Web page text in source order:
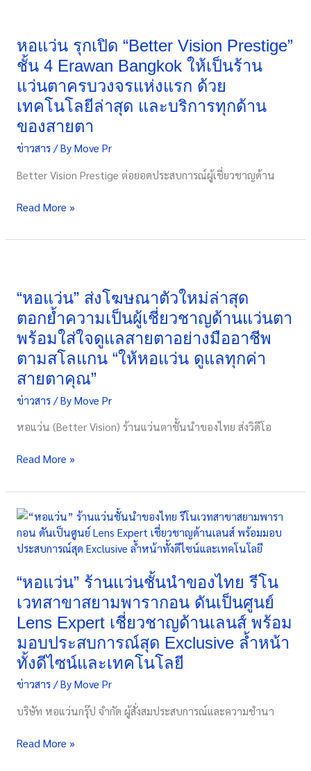
ตา
คอล
เลก
ชัน
พิเศษ!
หอแว่น รุกเปิด “Better Vision Prestige”
ชั้น 4 Erawan Bangkok ให้เป็นร้าน
แว่นตาครบวงจรแห่งแรก ด้วย
เทคโนโลยีล่าสุด และบริการทุกด้าน
ของสายตา
ข่าวสาร/ ByMove Pr
Better Vision Prestige ต่อยอดประสบการณ์ผู้เชี่ยวชาญด้าน
รุก
เปิด
“Better
Vision
Prestige”
ชั้น
4
Erawan
Bangkok
เป็น
แรก
ด้วย
เทคโนโลยี
ล่าสุด
และ
บริการ
ทุก
ของ
Read More »
“หอแว่น” ส่งโฆษณาตัวใหม่ล่าสุด
ตอกย้ำความเป็นผู้เชี่ยวชาญด้านแว่นตา
พร้อมใส่ใจดูแลสายตาอย่างมืออาชีพ
ตามสโลแกน “ให้หอแว่น ดูแลทุกค่า
สายตาคุณ”
ข่าวสาร/ ByMove Pr
หอแว่น (Better Vision) ร้านแว่นตาชั้นนำของไทย ส่งวิดีโอ
ส่ง
โฆษณา
ตัว
ใหม่
ล่าสุด
ตอกย้ำ
ความ
เป็น
ผู้
ด้าน
ดูแล
สายตา
อย่าง
อาชีพ
ตาม
สโลแกน
“ให้
หอ
แว่น
ดูแล
ค่า
คุณ”
Read More »
“หอแว่น” ร้านแว่นชั้นนำของไทย รีโน
เวทสาขาสยามพารากอน ดันเป็นศูนย์
Lens Expert เชี่ยวชาญด้านเลนส์ พร้อม
มอบประสบการณ์สุด Exclusive ล้ำหน้า
ทั้งดีไซน์และเทคโนโลยี
ข่าวสาร/ ByMove Pr
บริษัท หอแว่นกรุ๊ป จำกัด ผู้สั่งสมประสบการณ์และความชำนา
“หอ
แว่น”
ร้าน
ชั้น
นำ
ของ
ไทย
รี
โน
เวท
สาขา
สยาม
รา
Read More »